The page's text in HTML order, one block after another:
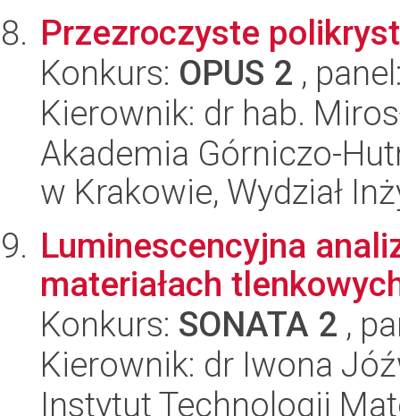
Przezroczyste
Konkurs: OPUS 2 ,
Kierownik: dr hab.
Akademia Górniczo-
w Krakowie, Wydział
Luminescencyjna
materiałach
Konkurs: SONATA 2 ,
Kierownik: dr Iwona
Instytut Technologii